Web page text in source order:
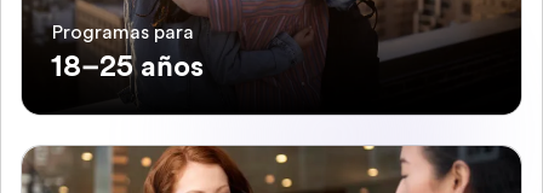
Programas para
18–25 años